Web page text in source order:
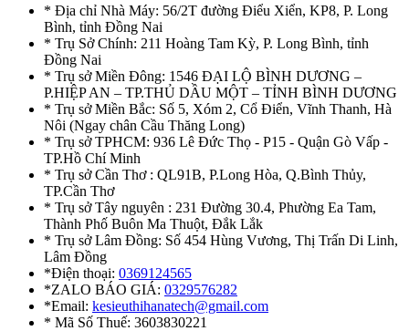
* Địa chỉ Nhà Máy: 56/2T đường Điểu Xiển, KP8, P. Long
Bình, tỉnh Đồng Nai
* Trụ Sở Chính: 211 Hoàng Tam Kỳ, P. Long Bình, tỉnh
Đồng Nai
* Trụ sở Miền Đông: 1546 ĐẠI LỘ BÌNH DƯƠNG –
P.HIỆP AN – TP.THỦ DẦU MỘT – TỈNH BÌNH DƯƠNG
* Trụ sở Miền Bắc: Số 5, Xóm 2, Cổ Điển, Vĩnh Thanh, Hà
Nôi (Ngay chân Cầu Thăng Long)
* Trụ sở TPHCM: 936 Lê Đức Thọ - P15 - Quận Gò Vấp -
TP.Hồ Chí Minh
* Trụ sở Cần Thơ : QL91B, P.Long Hòa, Q.Bình Thủy,
TP.Cần Thơ
* Trụ sở Tây nguyên : 231 Đường 30.4, Phường Ea Tam,
Thành Phố Buôn Ma Thuột, Đắk Lắk
* Trụ sở Lâm Đồng: Số 454 Hùng Vương, Thị Trấn Di Linh,
Lâm Đồng
*Điện thoại: 0369124565
*ZALO BÁO GIÁ: 0329576282
*Email: kesieuthihanatech@gmail.com
* Mã Số Thuế: 3603830221